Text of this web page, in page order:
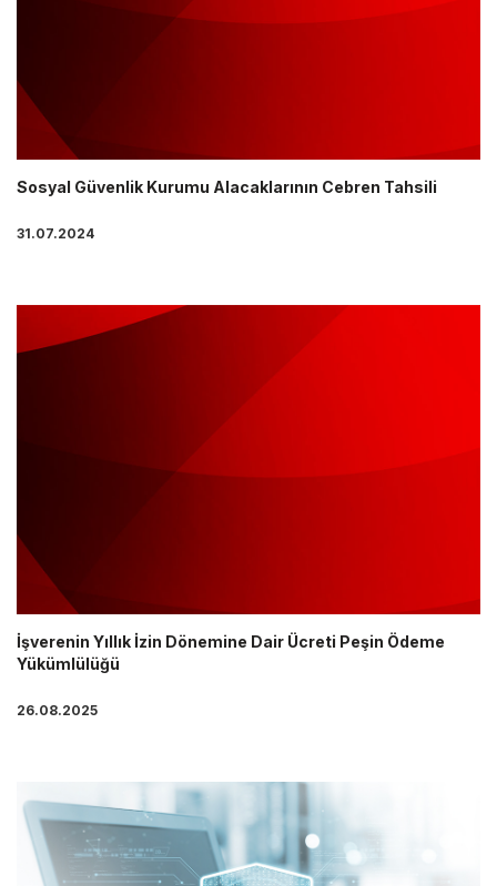
Sosyal Güvenlik Kurumu Alacaklarının Cebren Tahsili
31.07.2024
İşverenin Yıllık İzin Dönemine Dair Ücreti Peşin Ödeme
Yükümlülüğü
26.08.2025